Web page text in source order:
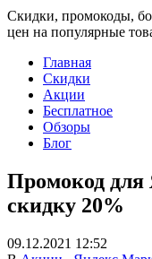
Скидки, промокоды,
цен на популярные
Главная
Скидки
Акции
Бесплатное
Обзоры
Блог
Промокод для
скидку 20%
09.12.2021 12:52